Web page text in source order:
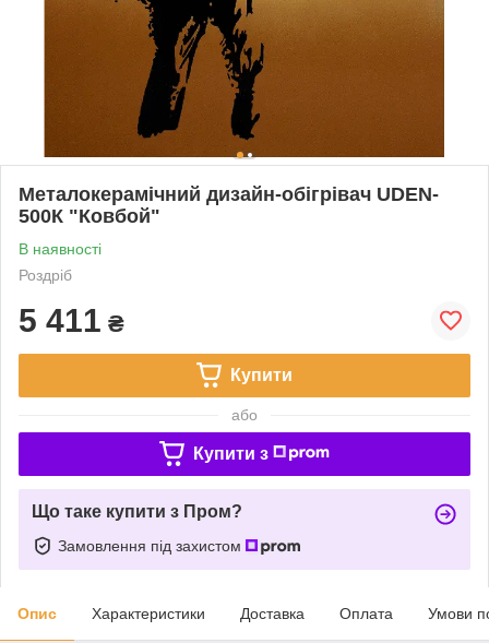
Металокерамічний дизайн-обігрівач UDEN-
500К "Ковбой"
В наявності
Роздріб
5 411 ₴
Купити
або
Купити з
Що таке купити з Пром?
Замовлення під захистом
Опис Характеристики Доставка Оплата Умови